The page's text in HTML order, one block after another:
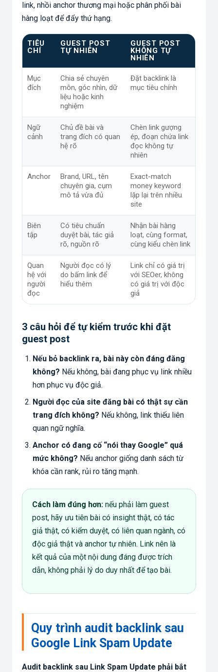
link, nhồi anchor thương mại hoặc phân phối bài
hàng loạt để đẩy thứ hạng.
TIÊU
CHÍ
GUEST POST
TỰ NHIÊN
GUEST POST
KHÔNG TỰ
NHIÊN
Mục
đích
Chia sẻ chuyên
môn, góc nhìn, dữ
liệu hoặc kinh
nghiệm
Đặt backlink là
mục tiêu chính
Ngữ
cảnh
Chủ đề bài và
trang đích có quan
hệ rõ
Chèn link gượng
ép, đoạn chứa link
đọc không tự
nhiên
Anchor
Brand, URL, tên
chuyên gia, cụm
mô tả vừa đủ
Exact-match
money keyword
lặp lại trên nhiều
site
Biên
tập
Có tiêu chuẩn
duyệt bài, tác giả
rõ, nguồn rõ
Nhận bài hàng
loạt, cùng format,
cùng kiểu chèn link
Quan
hệ với
người
đọc
Người đọc có lý
do bấm link để
hiểu thêm
Link chỉ có giá trị
với SEOer, không
có giá trị với độc
giả
3 câu hỏi để tự kiểm trước khi đặt
guest post
Nếu bỏ backlink ra, bài này còn đáng đăng
không? Nếu không, bài đang phục vụ link nhiều
hơn phục vụ độc giả.
Người đọc của site đăng bài có thật sự cần
trang đích không? Nếu không, link thiếu liên
quan ngữ nghĩa.
Anchor có đang cố “nói thay Google” quá
mức không? Nếu anchor giống danh sách từ
khóa cần rank, rủi ro tăng mạnh.
Cách làm đúng hơn: nếu phải làm guest
post, hãy ưu tiên bài có insight thật, có tác
giả thật, có kiểm duyệt, có liên quan ngành, có
độc giả thật và anchor tự nhiên. Link nên là
kết quả của một nội dung đáng được trích
dẫn, không phải lý do duy nhất để tạo bài.
Quy trình audit backlink sau
Google Link Spam Update
Audit backlink sau Link Spam Update phải bắt